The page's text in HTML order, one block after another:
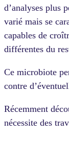
d’analyses plus
varié mais se
capables de
différentes du
Ce microbiote
contre
Récemment
nécessite des